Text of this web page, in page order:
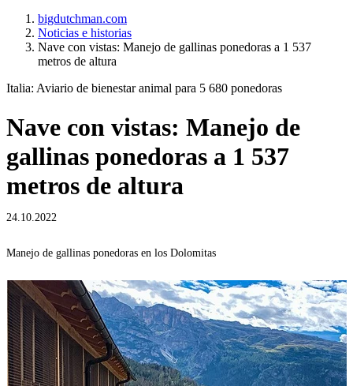
bigdutchman.com
Noticias e historias
Nave con vistas: Manejo de gallinas ponedoras a 1 537
metros de altura
Italia: Aviario de bienestar animal para 5 680 ponedoras
Nave con vistas: Manejo de
gallinas ponedoras a 1 537
metros de altura
24.10.2022
Manejo de gallinas ponedoras en los Dolomitas